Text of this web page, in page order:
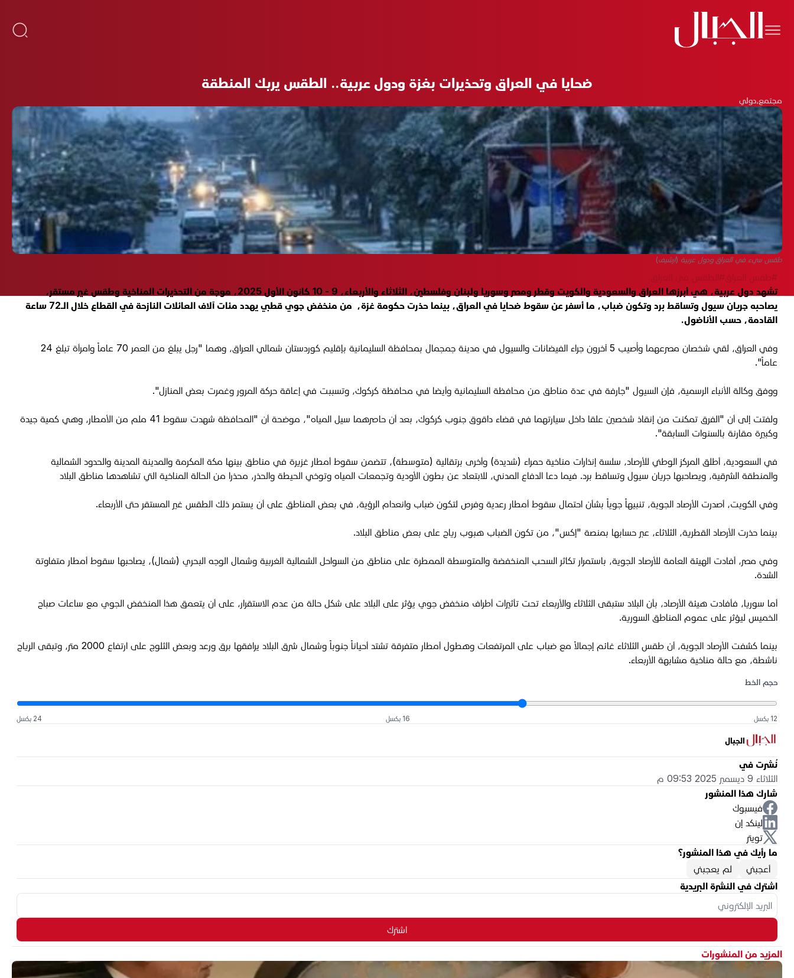
ضحايا في العراق وتحذيرات بغزة ودول عربية.. الطقس يربك المنطقة
مجتمع،دولي
طقس سيء في العراق ودول عربية (أرشيف)
#طقس العراق#الطقس في العراق
تشهد دول عربية، هي أبرزها العراق والسعودية والكويت وقطر ومصر وسوريا ولبنان وفلسطين، الثلاثاء والأربعاء، 9 - 10 كانون الأول 2025، موجة من التحذيرات المناخية وطقس غير مستقر،
يصاحبه جريان سيول وتساقط برد وتكون ضباب، ما أسفر عن سقوط ضحايا في العراق، بينما حذرت حكومة غزة، من منخفض جوي قطبي يهدد مئات آلاف العائلات النازحة في القطاع خلال الـ72 ساعة
القادمة، حسب الأناضول.
وفي العراق، لقي شخصان مصرعهما وأُصيب 5 آخرون جراء الفيضانات والسيول في مدينة جمجمال بمحافظة السليمانية بإقليم كوردستان شمالي العراق، وهما "رجل يبلغ من العمر 70 عاماً وامرأة تبلغ 24
عاماً".
ووفق وكالة الأنباء الرسمية، فإن السيول "جارفة في عدة مناطق من محافظة السليمانية وأيضا في محافظة كركوك، وتسببت في إعاقة حركة المرور وغمرت بعض المنازل".
ولفتت إلى أن "الفرق تمكنت من إنقاذ شخصين علقا داخل سيارتهما في قضاء داقوق جنوب كركوك، بعد أن حاصرهما سيل المياه"، موضحة أن "المحافظة شهدت سقوط 41 ملم من الأمطار، وهي كمية جيدة
وكبيرة مقارنة بالسنوات السابقة".
في السعودية، أطلق المركز الوطني للأرصاد، سلسة إنذارات مناخية حمراء (شديدة) وأخرى برتقالية (متوسطة)، تتضمن سقوط أمطار غزيرة في مناطق بينها مكة المكرمة والمدينة المدينة والحدود الشمالية
والمنطقة الشرقية، ويصاحبها جريان سيول وتساقط برد. فيما دعا الدفاع المدني، للابتعاد عن بطون الأودية وتجمعات المياه وتوخي الحيطة والحذر، محذرا من الحالة المناخية التي تشاهدها مناطق البلاد
وفي الكويت، أصدرت الأرصاد الجوية، تنبيهاً جوياً بشأن احتمال سقوط أمطار رعدية وفرص لتكون ضباب وانعدام الرؤية، في بعض المناطق على أن يستمر ذلك الطقس غير المستقر حتى الأربعاء.
بينما حذرت الأرصاد القطرية، الثلاثاء، عبر حسابها بمنصة "إكس"، من تكون الضباب هبوب رياح على بعض مناطق البلاد.
وفي مصر، أفادت الهيئة العامة للأرصاد الجوية، باستمرار تكاثر السحب المنخفضة والمتوسطة الممطرة على مناطق من السواحل الشمالية الغربية وشمال الوجه البحري (شمال)، يصاحبها سقوط أمطار متفاوتة
الشدة.
أما سوريا، فأفادت هيئة الأرصاد، بأن البلاد ستبقى الثلاثاء والأربعاء تحت تأثيرات أطراف منخفض جوي يؤثر على البلاد على شكل حالة من عدم الاستقرار، على أن يتعمق هذا المنخفض الجوي مع ساعات صباح
الخميس ليؤثر على عموم المناطق السورية.
بينما كشفت الأرصاد الجوية، أن طقس الثلاثاء غائم إجمالاً مع ضباب على المرتفعات وهطول أمطار متفرقة تشتد أحياناً جنوباً وشمال شرق البلاد يرافقها برق ورعد وبعض الثلوج على ارتفاع 2000 متر، وتبقى الرياح
ناشطة، مع حالة مناخية مشابهة الأربعاء.
حجم الخط
12 بكسل 16 بكسل 24 بكسل
الجبال
نُشرت في
الثلاثاء 9 ديسمبر 2025 09:53 م
شارك هذا المنشور
فيسبوك
لينكد إن
تويتر
ما رأيك في هذا المنشور؟
أعجبني
لم يعجبني
اشترك في النشرة البريدية
اشترك
المزيد من المنشورات